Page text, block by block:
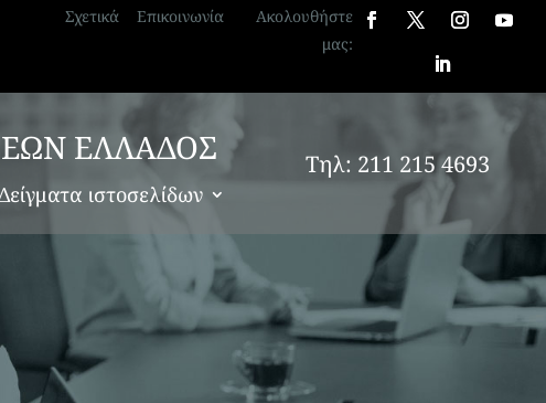
Σχετικά Επικοινωνία
Ακολουθήστε
μας:
ΕΛΛΑΔΟΣ
ιστοσελίδων
Τηλ: 211 215 4693